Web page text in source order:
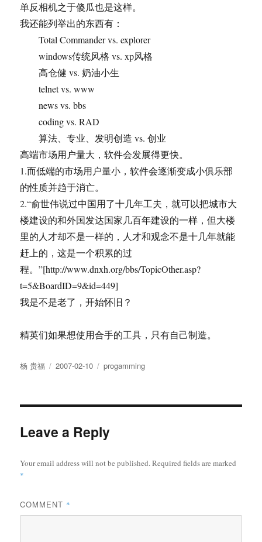
单反相机之于傻瓜也是这样。
我还能列举出的东西有：
Total Commander vs. explorer
windows传统风格 vs. xp风格
高仓健 vs. 奶油小生
telnet vs. www
news vs. bbs
coding vs. RAD
算法、专业、发明创造 vs. 创业
高端市场用户量大，软件会发展得更快。
1.而低端的市场用户量小，软件会逐渐变成小俱乐部
的性质并趋于消亡。
2.“俞世伟说过中国用了十几年工夫，就可以把城市大
楼建设的和外国发达国家几百年建设的一样，但大楼
里的人才却不是一样的，人才和观念不是十几年就能
赶上的，这是一个积累的过
程。”[http://www.dnxh.org/bbs/TopicOther.asp?
t=5&BoardID=9&id=449]
我是不是老了，开始怀旧？
精英们如果想使用合手的工具，只有自己制造。
Author
杨 贵福
Posted
2007-02-10 Tags
progamming
Leave a Reply
Your email address will not be published.Required fields are marked
*
COMMENT *